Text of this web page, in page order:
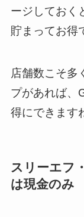
ージしておく
貯まってお得
店舗数こそ多
プがあれば、
得にできます
スリーエフ
は現金のみ